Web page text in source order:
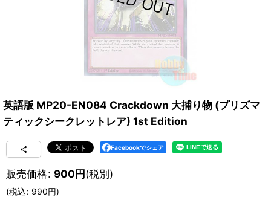
英語版 MP20-EN084 Crackdown 大捕り物 (プリズマ
ティックシークレットレア) 1st Edition
Facebookでシェア
販売価格: 900円(税別)
(税込: 990円)